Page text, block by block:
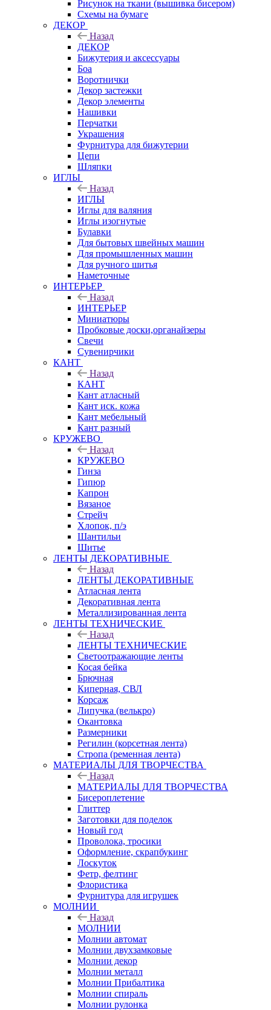
Рисунок на ткани (вышивка бисером)
Схемы на бумаге
ДЕКОР
Назад
ДЕКОР
Бижутерия и аксессуары
Боа
Воротнички
Декор застежки
Декор элементы
Нашивки
Перчатки
Украшения
Фурнитура для бижутерии
Цепи
Шляпки
ИГЛЫ
Назад
ИГЛЫ
Иглы для валяния
Иглы изогнутые
Булавки
Для бытовых швейных машин
Для промышленных машин
Для ручного шитья
Наметочные
ИНТЕРЬЕР
Назад
ИНТЕРЬЕР
Миниатюры
Пробковые доски,органайзеры
Свечи
Сувенирчики
КАНТ
Назад
КАНТ
Кант атласный
Кант иск. кожа
Кант мебельный
Кант разный
КРУЖЕВО
Назад
КРУЖЕВО
Гинза
Гипюр
Капрон
Вязаное
Стрейч
Хлопок, п/э
Шантильи
Шитье
ЛЕНТЫ ДЕКОРАТИВНЫЕ
Назад
ЛЕНТЫ ДЕКОРАТИВНЫЕ
Атласная лента
Декоративная лента
Металлизированная лента
ЛЕНТЫ ТЕХНИЧЕСКИЕ
Назад
ЛЕНТЫ ТЕХНИЧЕСКИЕ
Светоотражающие ленты
Косая бейка
Брючная
Киперная, СВЛ
Корсаж
Липучка (велькро)
Окантовка
Размерники
Регилин (корсетная лента)
Стропа (ременная лента)
МАТЕРИАЛЫ ДЛЯ ТВОРЧЕСТВА
Назад
МАТЕРИАЛЫ ДЛЯ ТВОРЧЕСТВА
Бисероплетение
Глиттер
Заготовки для поделок
Новый год
Проволока, тросики
Оформление, скрапбукинг
Лоскуток
Фетр, фелтинг
Флористика
Фурнитура для игрушек
МОЛНИИ
Назад
МОЛНИИ
Молнии автомат
Молнии двухзамковые
Молнии декор
Молнии металл
Молнии Прибалтика
Молнии спираль
Молнии рулонка